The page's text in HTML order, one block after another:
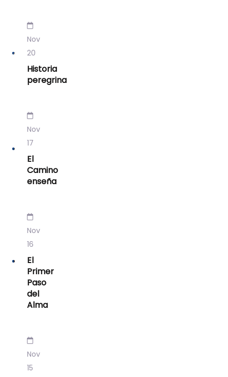
Nov
20
Historia
peregrina
Nov
17
El
Camino
enseña
Nov
16
El
Primer
Paso
del
Alma
Nov
15